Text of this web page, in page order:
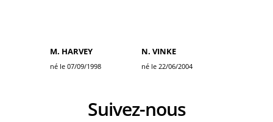
M. HARVEY
né le 07/09/1998
N. VINKE
né le 22/06/2004
Suivez-nous